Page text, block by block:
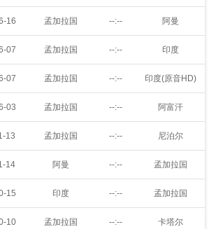
16 孟加拉国 --:-- 阿曼
07 孟加拉国 --:-- 印度
07 孟加拉国 --:-- 印度(原音HD)
03 孟加拉国 --:-- 阿富汗
13 孟加拉国 --:-- 尼泊尔
14 阿曼 --:-- 孟加拉国
15 印度 --:-- 孟加拉国
10 孟加拉国 --:-- 卡塔尔